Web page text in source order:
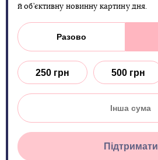
й об’єктивну новинну картину дня.
Разово
250 грн 500 грн
Підтримати